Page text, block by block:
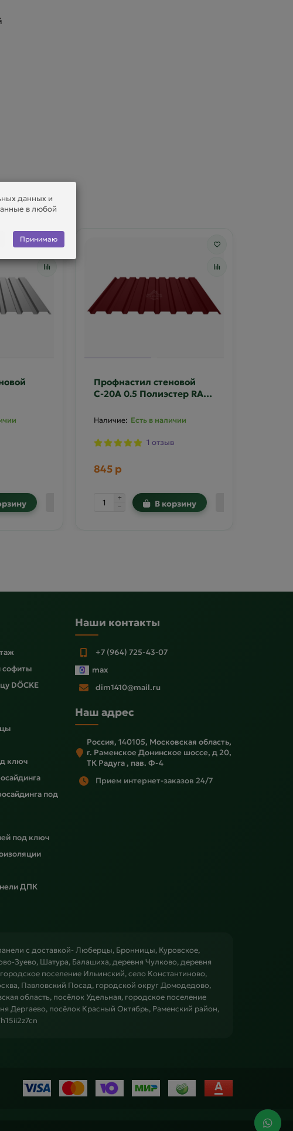
Профнастил стеновой
С-20А 0.5 Полиэстер RAL
Есть в наличии
1 отзыв
845 р
В корзину
данных и
в любой
Принимаю
софиты
DÖCKE
ключ
под
под ключ
ДПК
Наши контакты
+7 (964) 725-43-07
max
dim1410@mail.ru
Наш адрес
Россия, 140105, Московская область,
г. Раменское Донинское шоссе, д 20,
ТК Радуга , пав. Ф-4
Прием интернет-заказов 24/7
с доставкой- Люберцы, Бронницы, Куровское,
Зуево, Шатура, Балашиха, деревня Чулково, деревня
поселение Ильинский, село Константиново,
Павловский Посад, городской округ Домодедово,
область, посёлок Удельная, городское поселение
Дергаево, посёлок Красный Октябрь, Раменский район,